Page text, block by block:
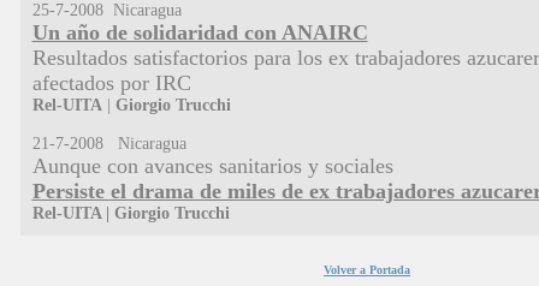
25-7-2008 Nicaragua
Un año de solidaridad con ANAIRC
Resultados satisfactorios para los ex trabajadores
afectados por IRC
Rel-UITA| Giorgio Trucchi
21-7-2008 Nicaragua
Aunque con avances sanitarios y sociales
Persiste el drama de miles de ex trabajadores
Rel-UITA Giorgio Trucchi
Volver a Portada